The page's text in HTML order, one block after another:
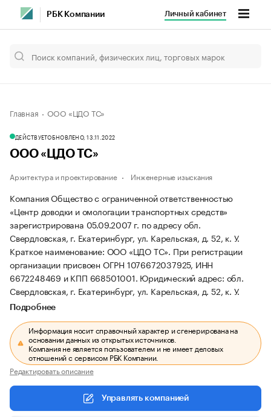
РБК Компании Личный кабинет
Главная ООО «ЦДО ТС»
ДЕЙСТВУЕТОБНОВЛЕНО, 13.11.2022
ООО «ЦДО ТС»
Архитектура и проектирование Инженерные изыскания
Компания Общество с ограниченной ответственностью
«Центр доводки и омологации транспортных средств»
зарегистрирована 05.09.2007 г. по адресу обл.
Свердловская, г. Екатеринбург, ул. Карельская, д. 52, к. У.
Краткое наименование: ООО «ЦДО ТС». При регистрации
организации присвоен ОГРН 1076672037925, ИНН
6672248469 и КПП 668501001. Юридический адрес: обл.
Свердловская, г. Екатеринбург, ул. Карельская, д. 52, к. У.
Подробнее
Информация носит справочный характер и сгенерирована на
основании данных из открытых источников.
Компания не является пользователем и не имеет деловых
отношений с сервисом РБК Компании.
Редактировать описание
Управлять компанией